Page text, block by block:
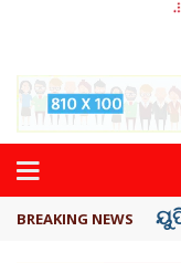
BREAKING NEWS